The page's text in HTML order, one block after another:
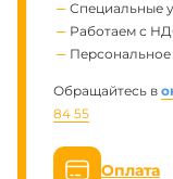
Специальные
Работаем с
Персональное
Обращайтесь в
84 55
Оплата